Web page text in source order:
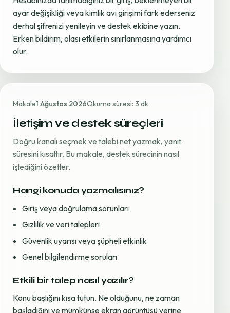
ayar değişikliği veya kimlik avı girişimi fark ederseniz
derhal şifrenizi yenileyin ve destek ekibine yazın.
Erken bildirim, olası etkilerin sınırlanmasına yardımcı
olur.
Makale1 Ağustos 2026Okuma süresi: 3 dk
İletişim ve destek süreçleri
Doğru kanalı seçmek ve talebi net yazmak, yanıt
süresini kısaltır. Bu makale, destek sürecinin nasıl
işlediğini özetler.
Hangi konuda yazmalısınız?
Giriş veya doğrulama sorunları
Gizlilik ve veri talepleri
Güvenlik uyarısı veya şüpheli etkinlik
Genel bilgilendirme soruları
Etkili bir talep nasıl yazılır?
Konu başlığını kısa tutun. Ne olduğunu, ne zaman
başladığını ve mümkünse ekran görüntüsü yerine